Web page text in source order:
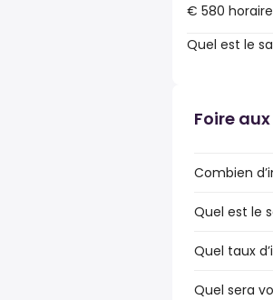
€ 580
Quel est le
Foire
Combien
Quel est le
Quel taux
Quel sera